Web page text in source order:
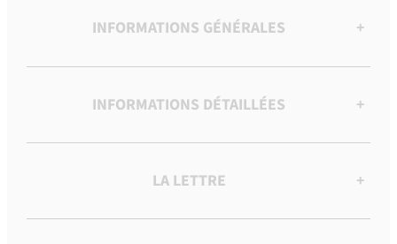
INFORMATIONS GÉNÉRALES +
INFORMATIONS DÉTAILLÉES +
LA LETTRE +